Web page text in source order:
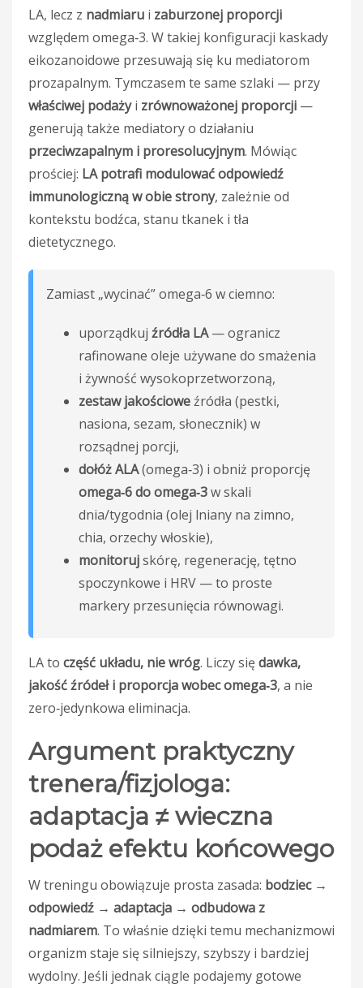
LA, lecz z nadmiaru i zaburzonej proporcji
względem omega‑3. W takiej konfiguracji kaskady
eikozanoidowe przesuwają się ku mediatorom
prozapalnym. Tymczasem te same szlaki — przy
właściwej podażyi zrównoważonej proporcji —
generują także mediatory o działaniu
przeciwzapalnym i proresolucyjnym. Mówiąc
prościej: LA potrafi modulować odpowiedź
immunologiczną w obie strony, zależnie od
kontekstu bodźca, stanu tkanek i tła
dietetycznego.
Zamiast „wycinać” omega‑6 w ciemno:
uporządkuj źródła LA— ogranicz
rafinowane oleje używane do smażenia
i żywność wysokoprzetworzoną,
zestaw jakościoweźródła (pestki,
nasiona, sezam, słonecznik) w
rozsądnej porcji,
dołóż ALA(omega‑3) i obniż proporcję
omega‑6 do omega‑3w skali
dnia/tygodnia (olej lniany na zimno,
chia, orzechy włoskie),
monitorujskórę, regenerację, tętno
spoczynkowe i HRV — to proste
markery przesunięcia równowagi.
LA to część układu, nie wróg. Liczy siędawka,
jakość źródeł i proporcja wobec omega‑3, a nie
zero‑jedynkowa eliminacja.
Argument praktyczny
trenera/fizjologa:
adaptacja ≠ wieczna
podaż efektu końcowego
W treningu obowiązuje prosta zasada: bodziec →
odpowiedź → adaptacja → odbudowa z
nadmiarem. To właśnie dzięki temu mechanizmowi
organizm staje się silniejszy, szybszy i bardziej
wydolny. Jeśli jednak ciągle podajemy gotowe